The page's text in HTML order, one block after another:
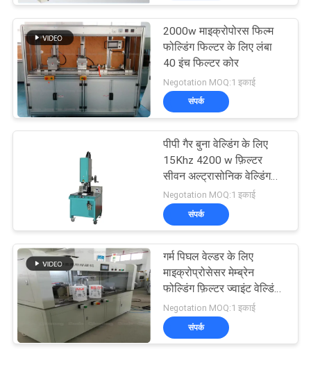
अल्ट्रासोनिक फ़िल्टर
प्रसंस्करण उपकरण
Equipment
Equipment
Equipment
अल्ट्रासोनिक प्लास्टिक
वेल्डिंग मशीन
2000w माइक्रोपोरस फिल्म
फोल्डिंग फिल्टर के लिए लंबा
40 इंच फिल्टर कोर
Negotation MOQ:1 इकाई
संपर्क
पीपी गैर बुना वेल्डिंग के लिए
15Khz 4200 w फ़िल्टर
सीवन अल्ट्रासोनिक वेल्डिंग
मशीन लगा
Negotation MOQ:1 इकाई
संपर्क
गर्म पिघल वेल्डर के लिए
माइक्रोप्रोसेसर मेम्ब्रेन
फोल्डिंग फ़िल्टर ज्वाइंट वेल्डिंग
मशीन
Negotation MOQ:1 इकाई
संपर्क